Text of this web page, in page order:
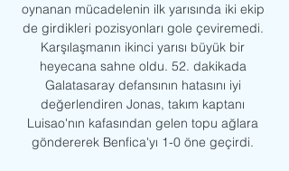
oynanan mücadelenin ilk yarısında iki ekip
de girdikleri pozisyonları gole çeviremedi.
Karşılaşmanın ikinci yarısı büyük bir
heyecana sahne oldu. 52. dakikada
Galatasaray defansının hatasını iyi
değerlendiren Jonas, takım kaptanı
Luisao'nın kafasından gelen topu ağlara
göndererek Benfica'yı 1-0 öne geçirdi.